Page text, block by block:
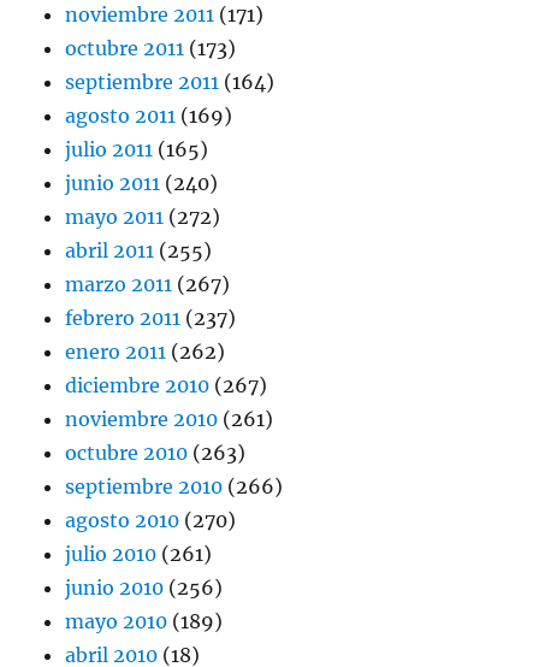
noviembre 2011 (171)
octubre 2011 (173)
septiembre 2011 (164)
agosto 2011 (169)
julio 2011 (165)
junio 2011 (240)
mayo 2011 (272)
abril 2011 (255)
marzo 2011 (267)
febrero 2011 (237)
enero 2011 (262)
diciembre 2010 (267)
noviembre 2010 (261)
octubre 2010 (263)
septiembre 2010 (266)
agosto 2010 (270)
julio 2010 (261)
junio 2010 (256)
mayo 2010 (189)
abril 2010 (18)